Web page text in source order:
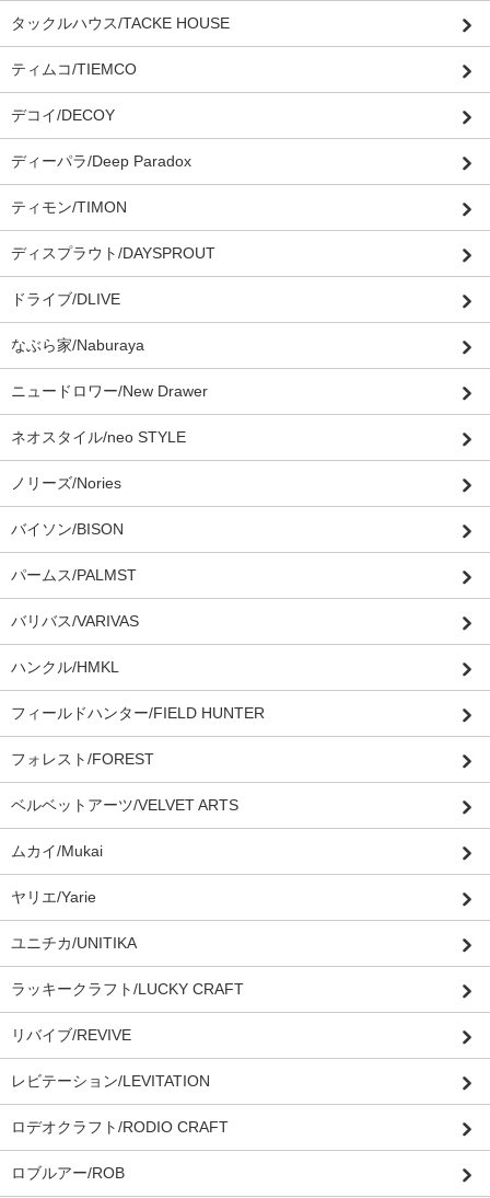
タックルハウス/TACKE HOUSE
ティムコ/TIEMCO
デコイ/DECOY
ディーパラ/Deep Paradox
ティモン/TIMON
ディスプラウト/DAYSPROUT
ドライブ/DLIVE
なぶら家/Naburaya
ニュードロワー/New Drawer
ネオスタイル/neo STYLE
ノリーズ/Nories
バイソン/BISON
パームス/PALMST
バリバス/VARIVAS
ハンクル/HMKL
フィールドハンター/FIELD HUNTER
フォレスト/FOREST
ベルベットアーツ/VELVET ARTS
ムカイ/Mukai
ヤリエ/Yarie
ユニチカ/UNITIKA
ラッキークラフト/LUCKY CRAFT
リバイブ/REVIVE
レビテーション/LEVITATION
ロデオクラフト/RODIO CRAFT
ロブルアー/ROB